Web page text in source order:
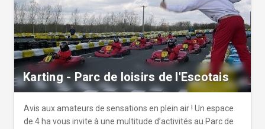
Karting - Parc de loisirs de l'Escotais
Avis aux amateurs de sensations en plein air ! Un espace
de 4 ha vous invite à une multitude d’activités au Parc de